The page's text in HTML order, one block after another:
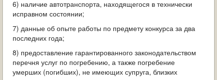
6) наличие автотранспорта, находящегося в технически
исправном состоянии;
7) данные об опыте работы по предмету конкурса за два
последних года;
8) предоставление гарантированного законодательством
перечня услуг по погребению, а также погребение
умерших (погибших), не имеющих супруга, близких